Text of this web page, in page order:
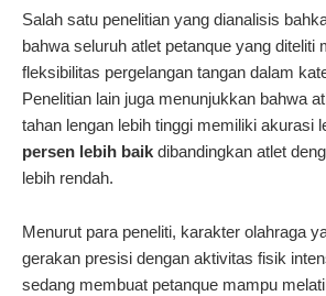
Salah satu penelitian yang dianalisis
bahwa seluruh atlet petanque yang diteliti
fleksibilitas pergelangan tangan dalam
Penelitian lain juga menunjukkan bahwa
tahan lengan lebih tinggi memiliki akurasi
persen lebih baik dibandingkan atlet
lebih rendah.
Menurut para peneliti, karakter olahraga
gerakan presisi dengan aktivitas fisik
sedang membuat petanque mampu